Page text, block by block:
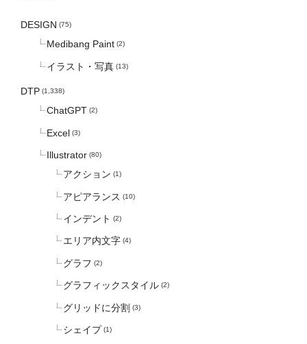
DESIGN (75)
Medibang Paint (2)
イラスト・写真 (13)
DTP (1,338)
ChatGPT (2)
Excel (3)
Illustrator (80)
アクション (1)
アピアランス (10)
インデント (2)
エリア内文字 (4)
グラフ (2)
グラフィックスタイル (2)
グリッドに分割 (3)
シェイプ (1)